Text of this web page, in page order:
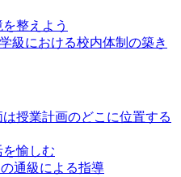
整えよう
級における校内体制の築き
授業計画のどこに位置する
愉しむ
通級による指導